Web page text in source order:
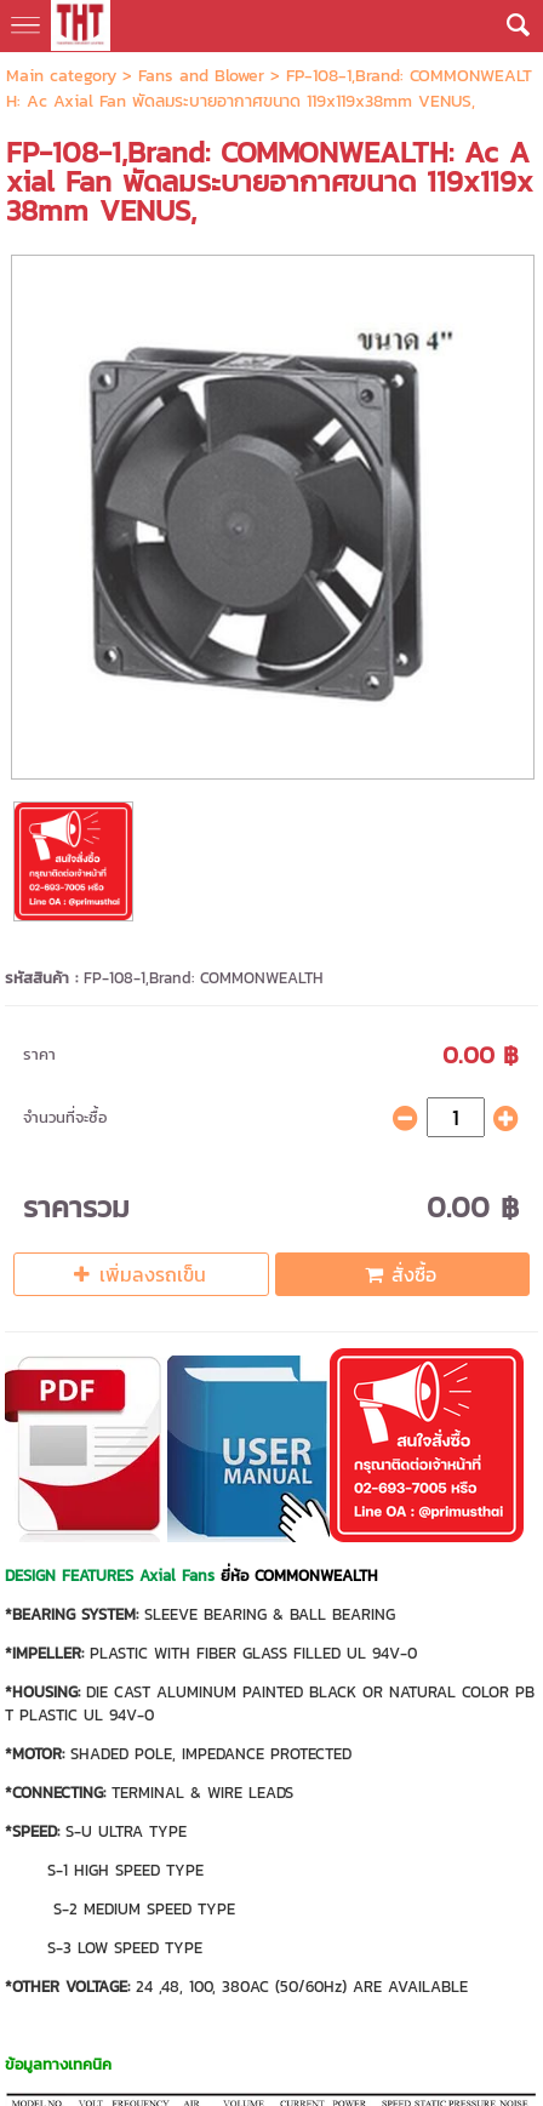
Main category> Fans and Blower> FP-108-1,Brand: COMMONWEALT
H: Ac Axial Fan พัดลมระบายอากาศขนาด 119x119x38mm VENUS,
FP-108-1,Brand: COMMONWEALTH: Ac A
xial Fan พัดลมระบายอากาศขนาด 119x119x
38mm VENUS,
รหัสสินค้า :FP-108-1,Brand: COMMONWEALTH
ราคา 0.00 ฿
จำนวนที่จะซื้อ
ราคารวม 0.00 ฿
เพิ่มลงรถเข็น สั่งซื้อ
DESIGN FEATURES Axial Fansยี่ห้อ COMMONWEALTH
*BEARING SYSTEM:SLEEVE BEARING & BALL BEARING
*IMPELLER:PLASTIC WITH FIBER GLASS FILLED UL 94V-0
*HOUSING:DIE CAST ALUMINUM PAINTED BLACK OR NATURAL COLOR PB
T PLASTIC UL 94V-0
*MOTOR:SHADED POLE, IMPEDANCE PROTECTED
*CONNECTING:TERMINAL & WIRE LEADS
*SPEED:S-U ULTRA TYPE
S-1 HIGH SPEED TYPE
S-2 MEDIUM SPEED TYPE
S-3 LOW SPEED TYPE
*OTHER VOLTAGE:24 ,48, 100, 380AC (50/60Hz) ARE AVAILABLE
ข้อมูลทางเทคนิค